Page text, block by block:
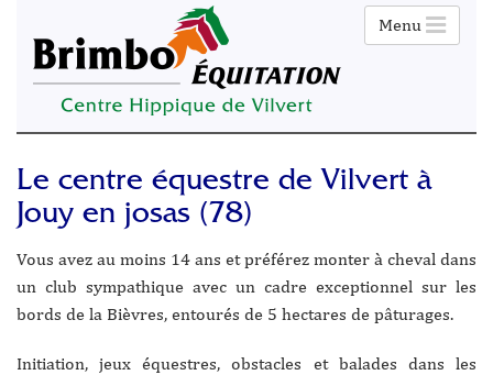
Menu
Le centre équestre de Vilvert à
Jouy en josas (78)
Vous avez au moins 14 ans et préférez monter à cheval dans
un club sympathique avec un cadre exceptionnel sur les
bords de la Bièvres, entourés de 5 hectares de pâturages.
Initiation, jeux équestres, obstacles et balades dans les